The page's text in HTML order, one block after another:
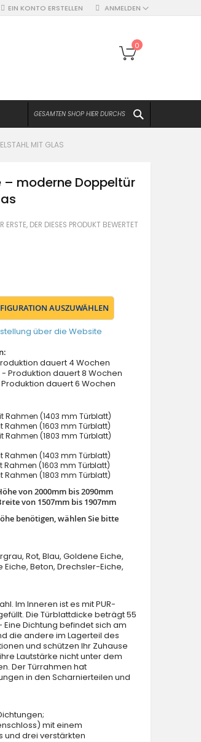
ANMELDEN
EIN KONTO ERSTELLEN
Mein
0
MIT GLAS
Doppeltür aus grünem Edelstahl mit Glas
– moderne Doppeltür
ERSTE, DER DIESES PRODUKT BEWERTET
AUSZUWÄHLEN
über die Website
dauert 4 Wochen
Produktion dauert 8 Wochen
dauert 6 Wochen
Rahmen (1403 mm Türblatt)
Rahmen (1603 mm Türblatt)
Rahmen (1803 mm Türblatt)
Rahmen (1403 mm Türblatt)
(1603 mm Türblatt)
Rahmen (1803 mm Türblatt)
von 2000mm bis 2090mm
von 1507mm bis 1907mm
benötigen, wählen Sie bitte
Rot, Blau, Goldene Eiche,
Beton, Drechsler-Eiche,
Im Inneren ist es mit PUR-
Die Türblattdicke beträgt 55
Dichtung befindet sich am
die andere im Lagerteil des
und schützen Ihr Zuhause
Lautstärke nicht unter dem
Der Türrahmen hat
in den Scharnierteilen und
mit einem
und drei verstärkten